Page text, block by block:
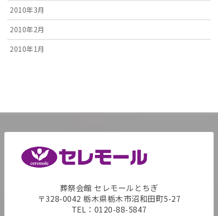
2010年3月
2010年2月
2010年1月
葬祭会館 セレモールとちぎ
〒328-0042 栃木県栃木市沼和田町5-27
TEL： 0120-88-5847